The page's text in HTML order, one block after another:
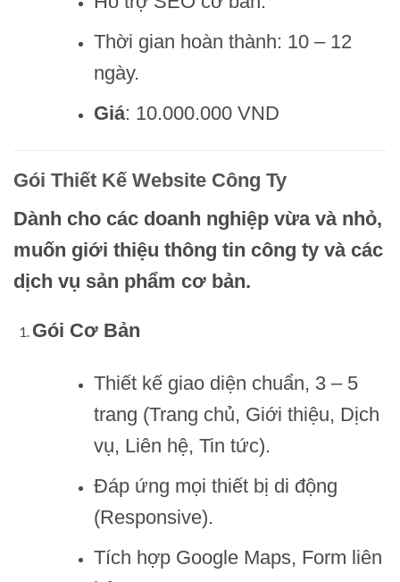
Thời gian hoàn thành: 10 – 12
ngày.
Giá: 10.000.000 VND
Gói Thiết Kế Website Công Ty
Dành cho các doanh nghiệp vừa và nhỏ,
muốn giới thiệu thông tin công ty và các
dịch vụ sản phẩm cơ bản.
Gói Cơ Bản
Thiết kế giao diện chuẩn, 3 – 5
trang (Trang chủ, Giới thiệu, Dịch
vụ, Liên hệ, Tin tức).
Đáp ứng mọi thiết bị di động
(Responsive).
Tích hợp Google Maps, Form liên